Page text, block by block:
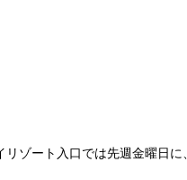
ゾート入口では先週金曜日に